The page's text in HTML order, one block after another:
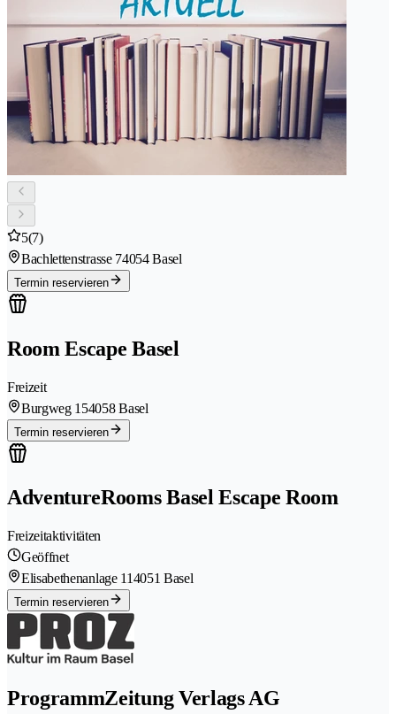
5(7)
Bachlettenstrasse 74054 Basel
Termin reservieren
Room Escape Basel
Freizeit
Burgweg 154058 Basel
Termin reservieren
AdventureRooms Basel Escape Room
Freizeitaktivitäten
Geöffnet
Elisabethenanlage 114051 Basel
Termin reservieren
ProgrammZeitung Verlags AG